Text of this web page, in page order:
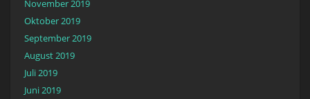
November 2019
Oktober 2019
September 2019
August 2019
Juli 2019
Juni 2019